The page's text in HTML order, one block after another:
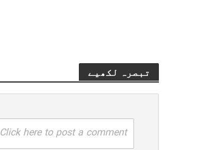
تبصرہ لکھیے
Click here to post a comment